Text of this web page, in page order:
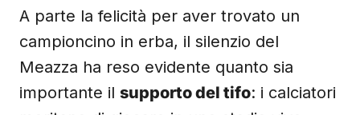
A parte la felicità per aver trovato un
campioncino in erba, il silenzio del
Meazza ha reso evidente quanto sia
importante il supporto del tifo: i calciatori